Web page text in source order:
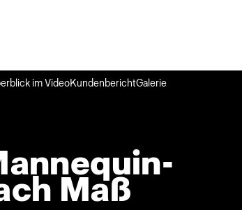
im VideoKundenberichtGalerie
Maß